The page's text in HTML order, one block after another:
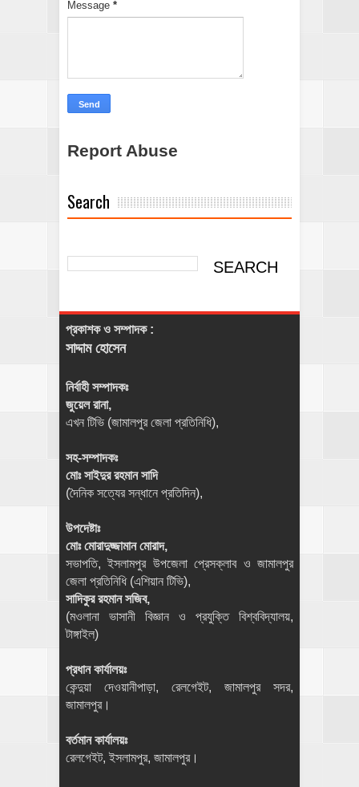
Message *
Report Abuse
Search
প্রকাশক ও সম্পাদক :
সাদ্দাম হোসেন
নির্বাহী সম্পাদকঃ
জুয়েল রানা,
এখন টিভি (জামালপুর জেলা প্রতিনিধি),
সহ-সম্পাদকঃ
মোঃ সাইদুর রহমান সাদি
(দৈনিক সত্যের সন্ধানে প্রতিদিন),
উপদেষ্টাঃ
মোঃ মোরাদুজ্জামান মোরাদ,
সভাপতি, ইসলামপুর উপজেলা প্রেসক্লাব ও জামালপুর
জেলা প্রতিনিধি (এশিয়ান টিভি),
সাদিকুর রহমান সজিব,
(মওলানা ভাসানী বিজ্ঞান ও প্রযুক্তি বিশ্ববিদ্যালয়,
টাঙ্গাইল)
প্রধান কার্যালয়ঃ
কেন্দুয়া দেওয়ানীপাড়া, রেলগেইট, জামালপুর সদর,
জামালপুর।
বর্তমান কার্যালয়ঃ
রেলগেইট, ইসলামপুর, জামালপুর।